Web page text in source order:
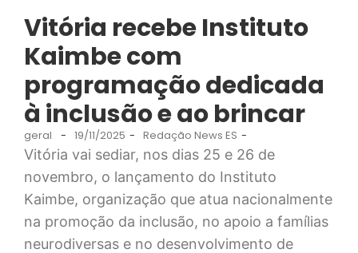
Vitória recebe Instituto
Kaimbe com
programação dedicada
à inclusão e ao brincar
geral - 19/11/2025 - Redação News ES -
Vitória vai sediar, nos dias 25 e 26 de
novembro, o lançamento do Instituto
Kaimbe, organização que atua nacionalmente
na promoção da inclusão, no apoio a famílias
neurodiversas e no desenvolvimento de